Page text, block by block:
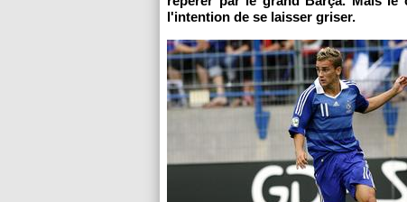
l'intention de se laisser griser.